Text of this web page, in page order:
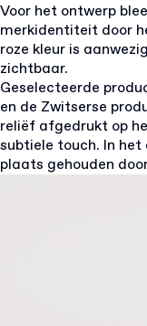
Voor het ontwerp
merkidentiteit door
roze kleur is
zichtbaar.
Geselecteerde
en de Zwitserse
reliëf afgedrukt op
subtiele touch. In
plaats gehouden